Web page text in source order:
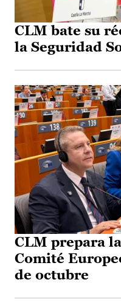
CLM bate su
la Seguridad
CLM prepara
Comité
de octubre